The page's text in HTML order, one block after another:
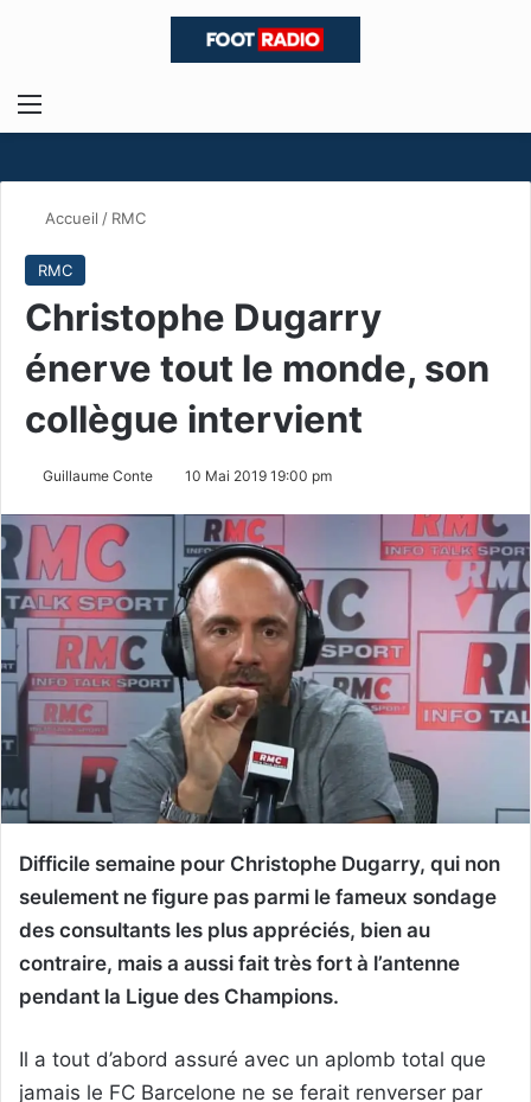
Menu
Accueil / RMC
RMC
Christophe Dugarry
énerve tout le monde, son
collègue intervient
Guillaume Conte 10 Mai 2019 19:00 pm
Difficile semaine pour Christophe Dugarry, qui non
seulement ne figure pas parmi le fameux sondage
des consultants les plus appréciés, bien au
contraire, mais a aussi fait très fort à l’antenne
pendant la Ligue des Champions.
Il a tout d’abord assuré avec un aplomb total que
jamais le FC Barcelone ne se ferait renverser par